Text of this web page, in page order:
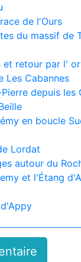
de l'Ours
du massif de
et retour par l'
Les Cabannes
depuis les
en boucle
Lordat
autour du
et l'Étang